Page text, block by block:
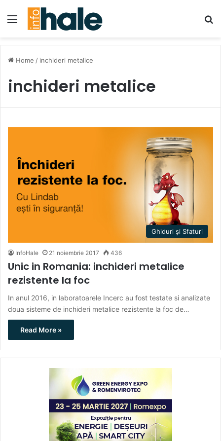
Menu
Home / inchideri metalice
inchideri metalice
Ghiduri și Sfaturi
InfoHale 21 noiembrie 2017 436
Unic in Romania: inchideri metalice
rezistente la foc
In anul 2016, in laboratoarele Incerc au fost testate si analizate
doua sisteme de inchideri metalice rezistente la foc de…
Read More »